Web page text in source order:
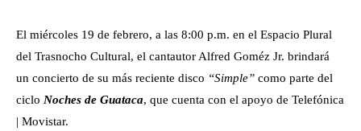
El miércoles 19 de febrero, a las 8:00 p.m. en el Espacio Plural
del Trasnocho Cultural, el cantautor Alfred Goméz Jr. brindará
un concierto de su más reciente disco “Simple” como parte del
ciclo Noches de Guataca, que cuenta con el apoyo de Telefónica
| Movistar.